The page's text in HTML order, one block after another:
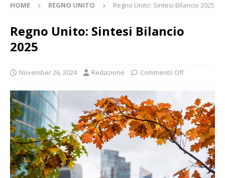
HOME REGNO UNITO Regno Unito: Sintesi Bilancio 2025
Regno Unito: Sintesi Bilancio
2025
November 26, 2024 Redazione Comments Off